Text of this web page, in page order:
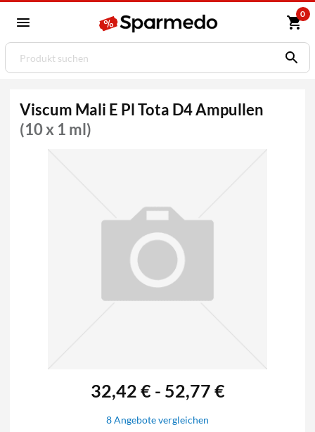
0
Viscum Mali E Pl Tota D4 Ampullen
(10 x 1 ml)
32,42 € - 52,77 €
8 Angebote vergleichen